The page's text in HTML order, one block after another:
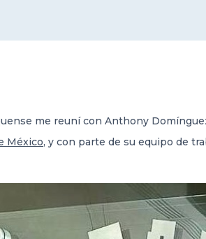
me reuní con Anthony
México, y con parte de su equipo de